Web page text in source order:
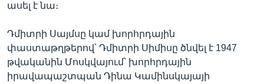
ասել է նա։
Դմիտրի Սայմսը կամ խորհրդային
փաստաթղթերով՝ Դմիտրի Սիմիսը ծնվել է 1947
թվականին Մոսկվայում՝ խորհրդային
իրավապաշտպան Դինա Կամինսկայայի